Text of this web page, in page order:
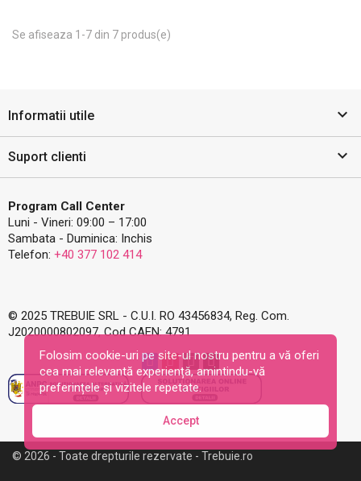
Se afiseaza 1-7 din 7 produs(e)
Informatii utile 
Suport clienti 
Program Call Center
Luni - Vineri: 09:00 – 17:00
Sambata - Duminica: Inchis
Telefon: +40 377 102 414
© 2025 TREBUIE SRL - C.U.I. RO 43456834, Reg. Com.
J2020000802097, Cod CAEN: 4791
© 2026 - Toate drepturile rezervate - Trebuie.ro
Folosim cookie-uri pe site-ul nostru pentru a vă oferi
cea mai relevantă experiență, amintindu-vă
preferințele și vizitele repetate.
Accept